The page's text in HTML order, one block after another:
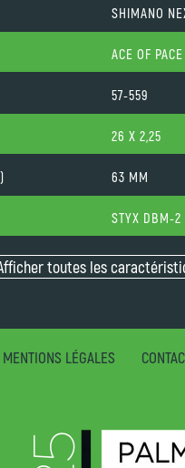
SHIMANO
ACE OF PACE
57-559
26 X 2,25
63 MM
STYX DBM-2
toutes les
MENTIONS LÉGALES